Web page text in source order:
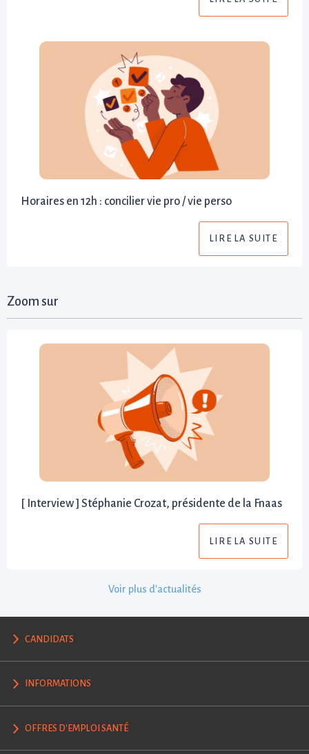
Horaires en 12h : concilier vie pro / vie perso
LIRE LA SUITE
Zoom sur
[ Interview ] Stéphanie Crozat, présidente de la Fnaas
LIRE LA SUITE
Voir plus d'actualités
CANDIDATS
INFORMATIONS
OFFRES D'EMPLOI SANTÉ